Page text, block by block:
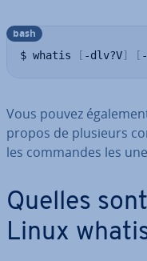
$ whatis [ -dlv?V] [
bash
Vous pouvez
propos de plusieurs
les commandes les
Quelles
Linux